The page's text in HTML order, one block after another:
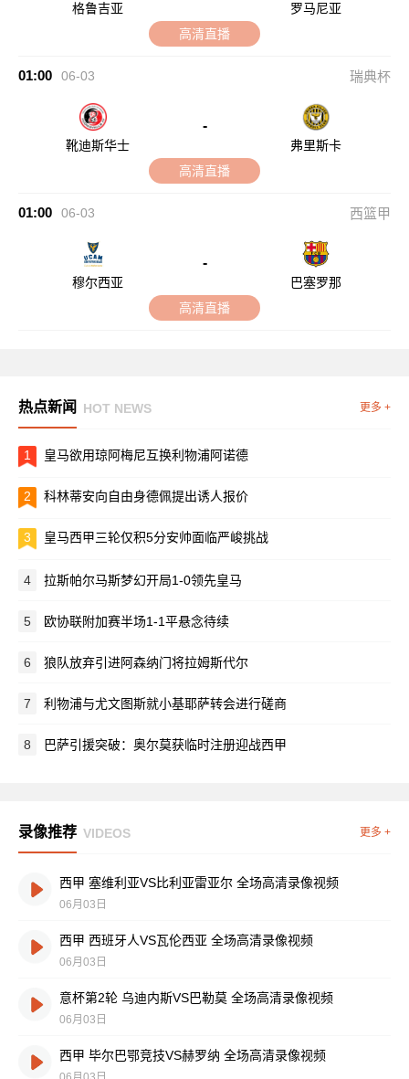
格鲁吉亚
罗马尼亚
高清直播
01:00 06-03 瑞典杯
靴迪斯华士
-
弗里斯卡
高清直播
01:00 06-03 西篮甲
穆尔西亚
-
巴塞罗那
高清直播
热点新闻 HOT NEWS 更多 +
1 皇马欲用琼阿梅尼互换利物浦阿诺德
2 科林蒂安向自由身德佩提出诱人报价
3 皇马西甲三轮仅积5分安帅面临严峻挑战
4 拉斯帕尔马斯梦幻开局1-0领先皇马
5 欧协联附加赛半场1-1平悬念待续
6 狼队放弃引进阿森纳门将拉姆斯代尔
7 利物浦与尤文图斯就小基耶萨转会进行磋商
8 巴萨引援突破：奥尔莫获临时注册迎战西甲
录像推荐 VIDEOS 更多 +
西甲 塞维利亚VS比利亚雷亚尔 全场高清录像视频
06月03日
西甲 西班牙人VS瓦伦西亚 全场高清录像视频
06月03日
意杯第2轮 乌迪内斯VS巴勒莫 全场高清录像视频
06月03日
西甲 毕尔巴鄂竞技VS赫罗纳 全场高清录像视频